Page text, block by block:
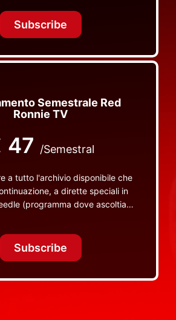
da nessuna altra parte
Subscribe
Semestrale Red
Ronnie TV
47 /Semestral
a tutto l'archivio disponibile che
a dirette speciali in
(programma dove ascoltiamo
da nessuna altra parte
Subscribe